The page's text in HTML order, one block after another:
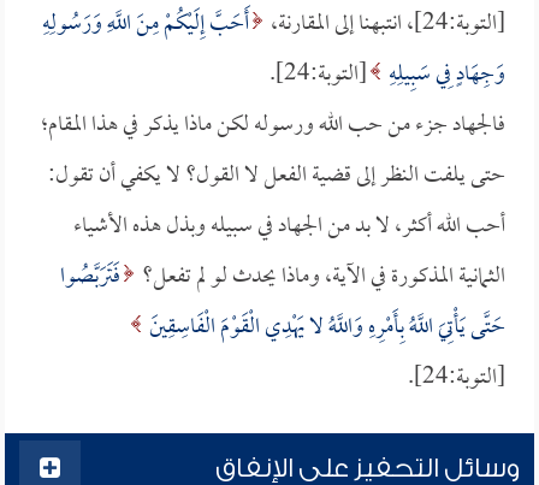
[التوبة:24]، انتبهنا إلى المقارنة،
أَحَبَّ إِلَيْكُمْ مِنَ اللَّهِ وَرَسُولِهِ
وَجِهَادٍ فِي سَبِيلِهِ [التوبة:24].
فالجهاد جزء من حب الله ورسوله لكن ماذا يذكر في هذا المقام؛
حتى يلفت النظر إلى قضية الفعل لا القول؟ لا يكفي أن تقول:
أحب الله أكثر، لا بد من الجهاد في سبيله وبذل هذه الأشياء
الثمانية المذكورة في الآية، وماذا يحدث لو لم تفعل؟ فَتَرَبَّصُوا
حَتَّى يَأْتِيَ اللَّهُ بِأَمْرِهِ وَاللَّهُ لا يَهْدِي الْقَوْمَ الْفَاسِقِينَ
[التوبة:24].
وسائل التحفيز على الإنفاق